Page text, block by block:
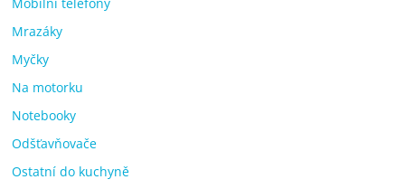
Mrazáky
Myčky
Na motorku
Notebooky
Odšťavňovače
Ostatní do kuchyně